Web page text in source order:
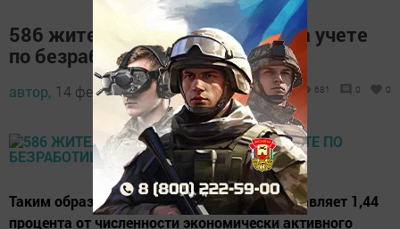
586 жителей Елабуги состоят на учете
по безработице
автор, 14 февраля 2015 - 06:24 681 0 0
Таким образом, уровень безработицы составляет 1,44
процента от численности экономически активного